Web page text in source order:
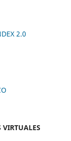
2.0
VIRTUALES